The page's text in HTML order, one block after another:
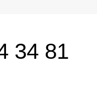
34 81